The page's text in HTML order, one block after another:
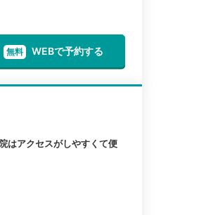
無料 WEBで予約する
はアクセスがしやすくて便